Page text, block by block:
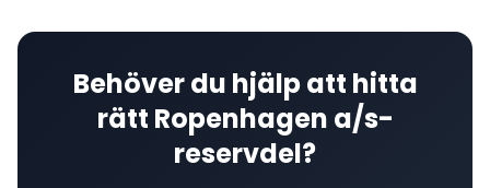
Behöver du hjälp att hitta
rätt Ropenhagen a/s-
reservdel?